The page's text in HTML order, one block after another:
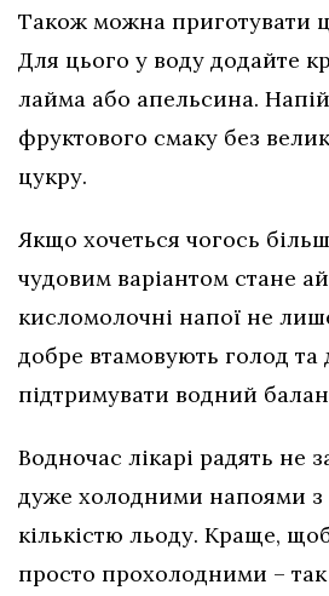
Також можна приготувати
Для цього у воду додайте
лайма або апельсина.
фруктового смаку без
цукру.
Якщо хочеться чогось
чудовим варіантом стане
кисломолочні напої не
добре втамовують голод
підтримувати водний
Водночас лікарі радять не
дуже холодними напоями з
кількістю льоду. Краще,
просто прохолодними –